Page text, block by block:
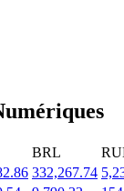
BRL
332,267.74